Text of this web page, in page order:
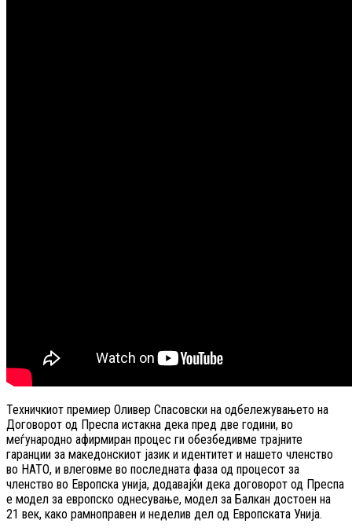
Техничкиот премиер Оливер Спасовски на одбележувањето на
Договорот од Преспа истакна дека пред две години, во
меѓународно афирмиран процес ги обезбедивме трајните
гаранции за македонскиот јазик и идентитет и нашето членство
во НАТО, и влеговме во последната фаза од процесот за
членство во Европска унија, додавајќи дека договорот од Преспа
е модел за европско однесување, модел за Балкан достоен на
21 век, како рамноправен и неделив дел од Европската Унија.